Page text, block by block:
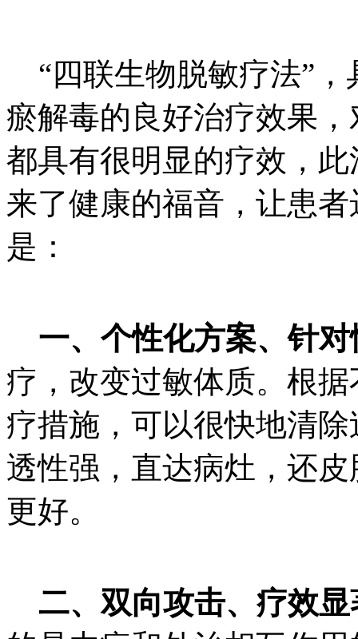
“四联生物脱敏疗法”，
瘀解毒的良好治疗效果
都具有很明显的疗效，
来了健康的福音，让患
是：
一、个性化方案、针对
疗，改变过敏体质。根
疗措施，可以很快地清
透性强，直达病灶，还
更好。
二、双向攻击、疗效显